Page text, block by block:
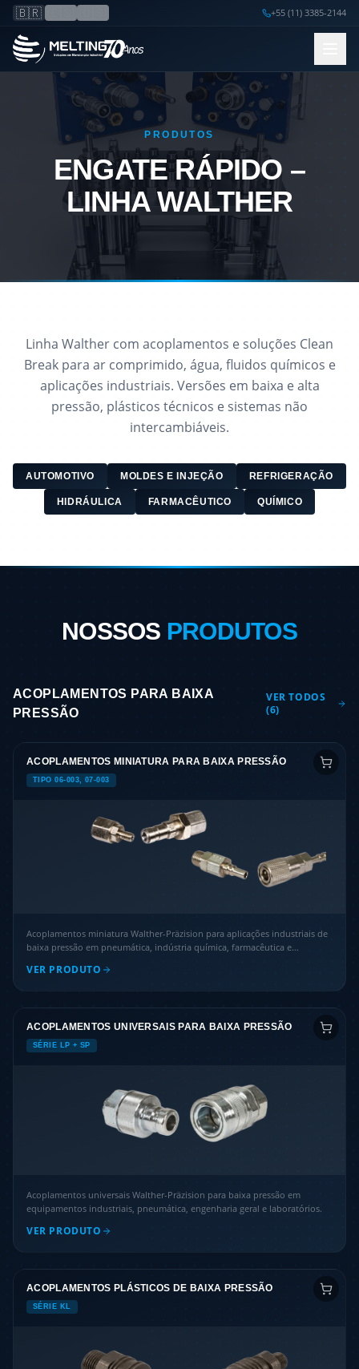
🇧🇷 +55 (11) 3385-2144
PRODUTOS
ENGATE RÁPIDO –
LINHA WALTHER
Linha Walther com acoplamentos e soluções Clean
Break para ar comprimido, água, fluidos químicos e
aplicações industriais. Versões em baixa e alta
pressão, plásticos técnicos e sistemas não
intercambiáveis.
AUTOMOTIVO MOLDES E INJEÇÃO REFRIGERAÇÃO
HIDRÁULICA FARMACÊUTICO QUÍMICO
NOSSOS PRODUTOS
ACOPLAMENTOS PARA BAIXA
PRESSÃO
VER TODOS
(6)
ACOPLAMENTOS MINIATURA PARA BAIXA PRESSÃO
TIPO 06-003, 07-003
Acoplamentos miniatura Walther-Präzision para aplicações industriais de
baixa pressão em pneumática, indústria química, farmacêutica e
VER PRODUTO
ACOPLAMENTOS UNIVERSAIS PARA BAIXA PRESSÃO
SÉRIE LP + SP
Acoplamentos universais Walther-Präzision para baixa pressão em
equipamentos industriais, pneumática, engenharia geral e laboratórios.
VER PRODUTO
ACOPLAMENTOS PLÁSTICOS DE BAIXA PRESSÃO
SÉRIE KL